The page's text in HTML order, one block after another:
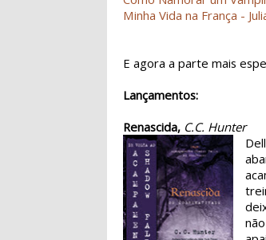
Minha Vida na França -
E agora a parte mais
Lançamentos:
Renascida, C.C. Hunter